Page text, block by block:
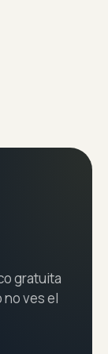
gratuita
ves el